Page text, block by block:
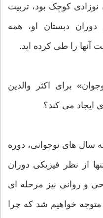
نوزادی کوچک بود، تربیت
دبستان او، همه
آنها را طی کرده اید.
برای اکثر والدین
ایجاد می کند؟
سال های نوجوانی، دوره
از نظر فیزیکی دوران
و روانی نیز مرحله ای
خواهیم شد که چرا